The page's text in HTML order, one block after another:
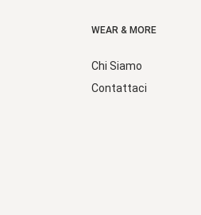
WEAR & MORE
Chi Siamo
Contattaci